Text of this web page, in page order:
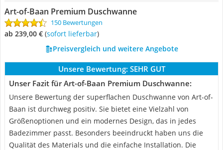
Art-of-Baan Premium Duschwanne
150 Bewertungen
ab 239,00 € ( Sofort lieferbar)
Preisvergleich und weitere Angebote
Unsere Bewertung: SEHR GUT
Unser Fazit für Art-of-Baan Premium Duschwanne:
Unsere Bewertung der superflachen Duschwanne von Art-of-
Baan ist durchweg positiv. Sie bietet eine Vielzahl von
Größenoptionen und ein modernes Design, das in jedes
Badezimmer passt. Besonders beeindruckt haben uns die
Qualität des Materials und die einfache Installation. Die